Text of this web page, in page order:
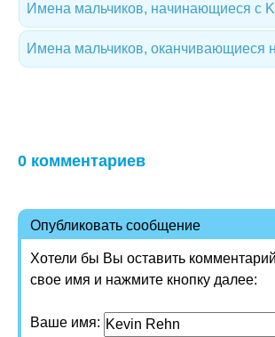
Имена мальчиков, начинающиеся с K
Имена мальчиков, оканчивающиеся
0 комментариев
Опубликовать сообщение
Хотели бы Вы оставить
свое имя и нажмите кнопку далее:
Ваше имя: